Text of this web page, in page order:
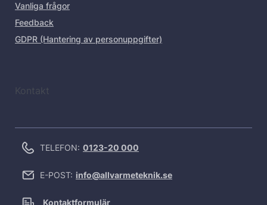
Vanliga frågor
Feedback
GDPR (Hantering av personuppgifter)
Kontakt
TELEFON: 0123-20 000
E-POST: info@allvarmeteknik.se
Kontaktformulär